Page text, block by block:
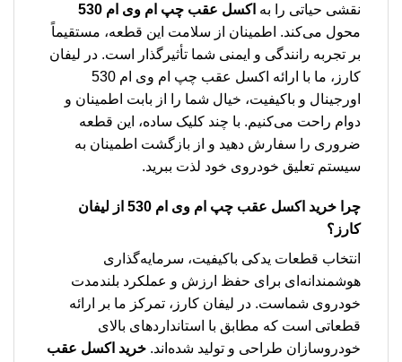
نقشی حیاتی را به اکسل عقب چپ ام وی ام 530
محول می‌کند. اطمینان از سلامت این قطعه، مستقیماً
بر تجربه رانندگی و ایمنی شما تأثیرگذار است. در لیفان
کارز، ما با ارائه اکسل عقب چپ ام وی ام 530
اورجینال و باکیفیت، خیال شما را از بابت اطمینان و
دوام راحت می‌کنیم. با چند کلیک ساده، این قطعه
ضروری را سفارش دهید و از بازگشت اطمینان به
سیستم تعلیق خودروی خود لذت ببرید.
چرا خرید اکسل عقب چپ ام وی ام 530
از لیفان
کارز؟
انتخاب قطعات یدکی باکیفیت، سرمایه‌گذاری
هوشمندانه‌ای برای حفظ ارزش و عملکرد بلندمدت
خودروی شماست. در لیفان کارز، تمرکز ما بر ارائه
قطعاتی است که مطابق با استانداردهای بالای
خودروسازان طراحی و تولید شده‌اند. خرید اکسل عقب